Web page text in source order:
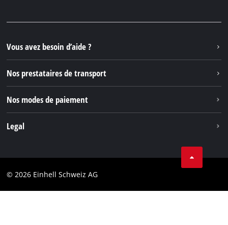
Instagram
TikTok
Pinterest
Vous avez besoin d’aide ?
Nos prestataires de transport
Nos modes de paiement
Legal
Marque
© 2026 Einhell Schweiz AG